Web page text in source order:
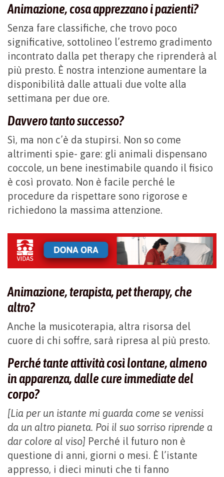
Animazione, cosa apprezzano i pazienti?
Senza fare classifiche, che trovo poco
significative, sottolineo l’estremo gradimento
incontrato dalla pet therapy che riprenderà al
più presto. È nostra intenzione aumentare la
disponibilità dalle attuali due volte alla
settimana per due ore.
Davvero tanto successo?
Sì, ma non c’è da stupirsi. Non so come
altrimenti spie- gare: gli animali dispensano
coccole, un bene inestimabile quando il fisico
è così provato. Non è facile perché le
procedure da rispettare sono rigorose e
richiedono la massima attenzione.
Animazione, terapista, pet therapy, che
altro?
Anche la musicoterapia, altra risorsa del
cuore di chi soffre, sarà ripresa al più presto.
Perché tante attività così lontane, almeno
in apparenza, dalle cure immediate del
corpo?
[Lia per un istante mi guarda come se venissi
da un altro pianeta. Poi il suo sorriso riprende a
dar colore al viso] Perché il futuro non è
questione di anni, giorni o mesi. È l’istante
appresso, i dieci minuti che ti fanno